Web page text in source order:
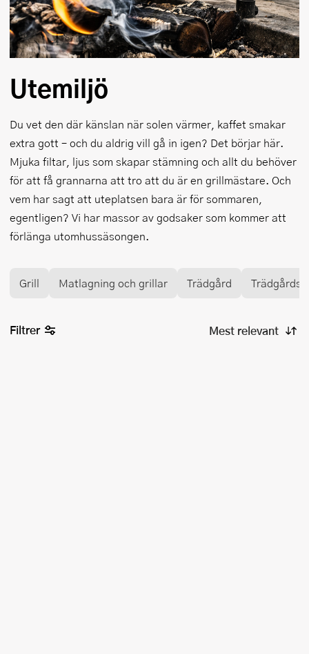
Utemiljö
Du vet den där känslan när solen värmer, kaffet smakar
extra gott – och du aldrig vill gå in igen? Det börjar här.
Mjuka filtar, ljus som skapar stämning och allt du behöver
för att få grannarna att tro att du är en grillmästare. Och
vem har sagt att uteplatsen bara är för sommaren,
egentligen? Vi har massor av godsaker som kommer att
förlänga utomhussäsongen.
Grill Matlagning och grillar Trädgård
Filtrer